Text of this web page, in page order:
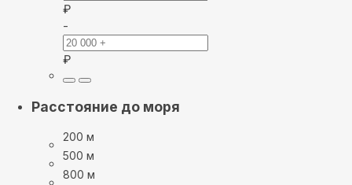
₽
-
₽
Расстояние до моря
200 м
500 м
800 м